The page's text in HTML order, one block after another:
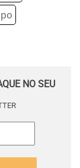
NO SEU